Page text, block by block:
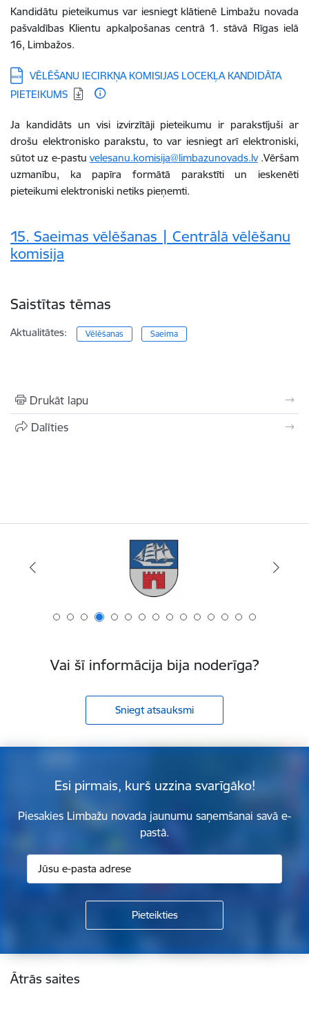
Kandidātu pieteikumus var iesniegt klātienē Limbažu novada
pašvaldības Klientu apkalpošanas centrā 1. stāvā Rīgas ielā
16, Limbažos.
Lejupielādēt:
VĒLĒŠANU IECIRKŅA KOMISIJAS LOCEKĻA KANDIDĀTA
PIETEIKUMS
Ja kandidāts un visi izvirzītāji pieteikumu ir parakstījuši ar
drošu elektronisko parakstu, to var iesniegt arī elektroniski,
sūtot uz e-pastu velesanu.komisija@limbazunovads.lv.Vēršam
uzmanību, ka papīra formātā parakstīti un ieskenēti
pieteikumi elektroniski netiks pieņemti.
15. Saeimas vēlēšanas | Centrālā vēlēšanu
komisija
Saistītas tēmas
Aktualitātes: Vēlēšanas Saeima
Drukāt lapu
Dalīties
Vai šī informācija bija noderīga?
Sniegt atsauksmi
Esi pirmais, kurš uzzina svarīgāko!
Piesakies Limbažu novada jaunumu saņemšanai savā e-
pastā.
Kājene
Ātrās saites